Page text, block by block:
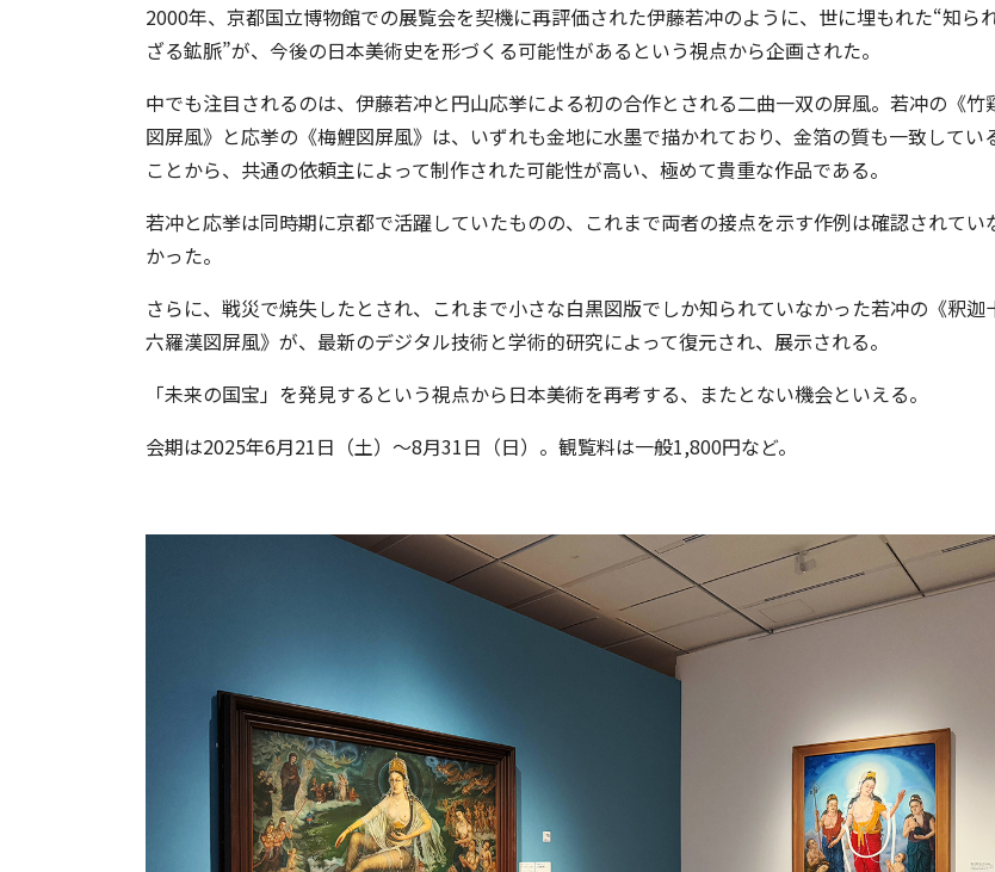
2000年、京都国立博物館での展覧会を契機に再評価された伊藤若冲のように、世に埋もれた“知ら
ざる鉱脈”が、今後の日本美術史を形づくる可能性があるという視点から企画された。
中でも注目されるのは、伊藤若冲と円山応挙による初の合作とされる二曲一双の屏風。若冲の《竹
図屏風》と応挙の《梅鯉図屏風》は、いずれも金地に水墨で描かれており、金箔の質も一致してい
ことから、共通の依頼主によって制作された可能性が高い、極めて貴重な作品である。
若冲と応挙は同時期に京都で活躍していたものの、これまで両者の接点を示す作例は確認されてい
かった。
さらに、戦災で焼失したとされ、これまで小さな白黒図版でしか知られていなかった若冲の《釈迦
六羅漢図屏風》が、最新のデジタル技術と学術的研究によって復元され、展示される。
「未来の国宝」を発見するという視点から日本美術を再考する、またとない機会といえる。
会期は2025年6月21日（土）～8月31日（日）。観覧料は一般1,800円など。